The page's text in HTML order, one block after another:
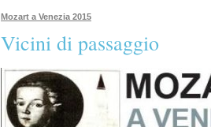
Mozart a Venezia 2015
Vicini di passaggio